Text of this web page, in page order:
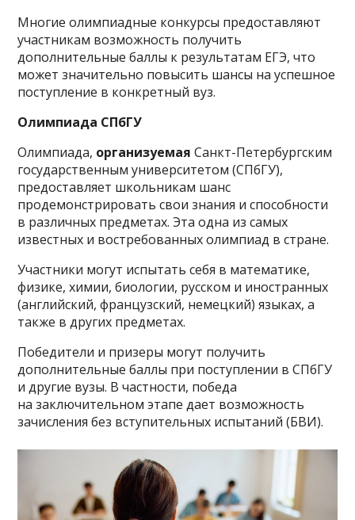
Многие олимпиадные конкурсы предоставляют
участникам возможность получить
дополнительные баллы к результатам ЕГЭ, что
может значительно повысить шансы на успешное
поступление в конкретный вуз.
Олимпиада СПбГУ
Олимпиада, организуемая Санкт-Петербургским
государственным университетом (СПбГУ),
предоставляет школьникам шанс
продемонстрировать свои знания и способности
в различных предметах. Эта одна из самых
известных и востребованных олимпиад в стране.
Участники могут испытать себя в математике,
физике, химии, биологии, русском и иностранных
(английский, французский, немецкий) языках, а
также в других предметах.
Победители и призеры могут получить
дополнительные баллы при поступлении в СПбГУ
и другие вузы. В частности, победа
на заключительном этапе дает возможность
зачисления без вступительных испытаний (БВИ).